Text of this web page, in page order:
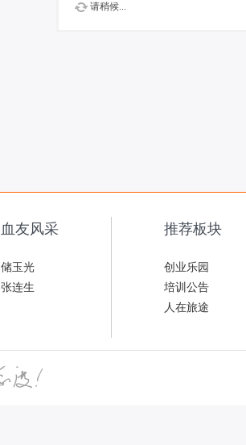
请稍候...
血友风采
储玉光
张连生
推荐板块
创业乐园
培训公告
人在旅途